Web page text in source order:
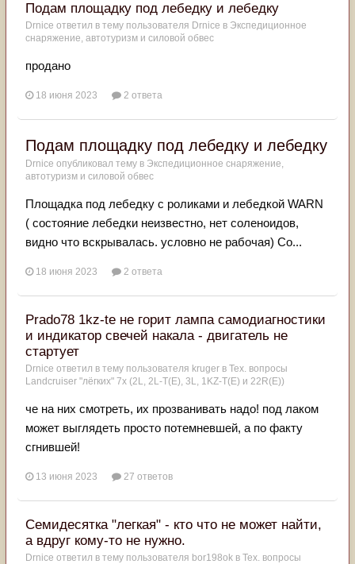
Подам площадку под лебедку и лебедку
Drnice ответил в тему пользователя Drnice в Экспедиционное
снаряжение, автотуризм и силовой обвес
продано
18 июня 2023 2 ответа
Подам площадку под лебедку и лебедку
Drnice опубликовал тему в Экспедиционное снаряжение,
автотуризм и силовой обвес
Площадка под лебедку с роликами и лебедкой WARN
( состояние лебедки неизвестно, нет соленоидов,
видно что вскрывалась. условно не рабочая) Со...
18 июня 2023 2 ответа
Prado78 1kz-te не горит лампа самодиагностики
и индикатор свечей накала - двигатель не
стартует
Drnice ответил в тему пользователя kruger в Тех. вопросы
Landcruiser "лёгких" 7x (2L, 2L-T(Е), 3L, 1KZ-T(E) и 22R(Е))
че на них смотреть, их прозванивать надо! под лаком
может выглядеть просто потемневшей, а по факту
сгнившей!
13 июня 2023 27 ответов
Семидесятка "легкая" - кто что не может найти,
а вдруг кому-то не нужно.
Drnice ответил в тему пользователя bor198ok в Тех. вопросы